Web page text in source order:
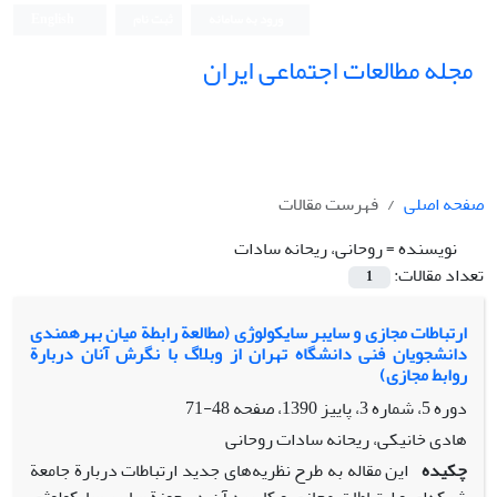
مجله مطالعات اجتماعی ایران
صفحه اصلی
فهرست مقالات
نویسنده =روحانی، ریحانه سادات
تعداد مقالات:
1
ارتباطات مجازی و سایبر سایکولوژی (مطالعة رابطة میان بهرهمندی
دانشجویان فنی دانشگاه تهران از وبلاگ با نگرش آنان دربارة
روابط مجازی)
دوره 5، شماره 3، پاییز 1390، صفحه
48-71
هادی خانیکی، ریحانه سادات روحانی
چکیده این مقاله به طرح نظریه‌های جدید ارتباطات دربارة جامعة